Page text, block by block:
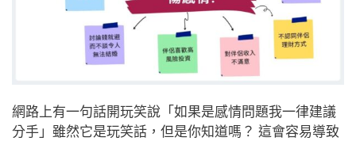
網路上有一句話開玩笑說「如果是感情問題我一律建議
分手」雖然它是玩笑話，但是你知道嗎？ 這會容易導致